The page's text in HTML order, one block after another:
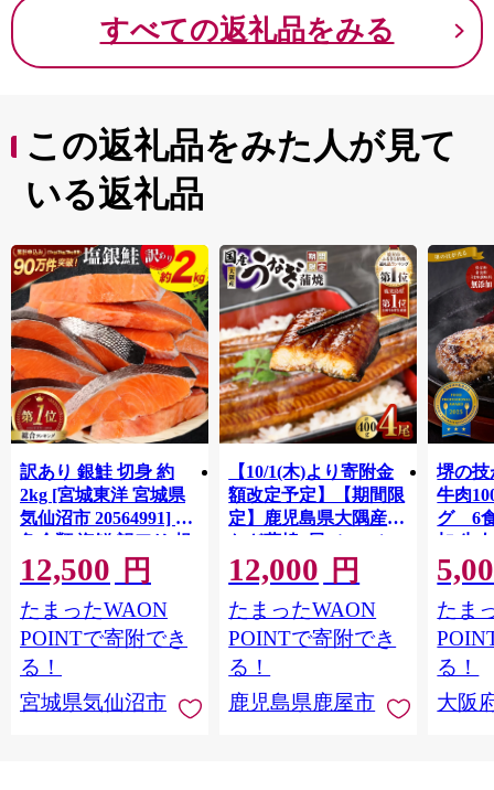
すべての返礼品をみる
この返礼品をみた人が見て
いる返礼品
訳あり 銀鮭 切身 約
2kg [宮城東洋 宮城県
気仙沼市 20564991] 鮭
魚介類 海鮮 訳アリ 規
格外 不揃い さけ サケ
鮭切身 シャケ 切り身
冷凍 家庭用 おかず 弁
当 支援 サーモン 銀鮭
切り身 魚 わけあり
12,500 円
たまったWAON
POINTで寄附でき
る！
宮城県気仙沼市
【10/1(木)より寄附金
額改定予定】【期間限
定】鹿児島県大隅産う
なぎ蒲焼4尾（400g）
12,000 円
たまったWAON
POINTで寄附でき
る！
鹿児島県鹿屋市
堺の技
牛肉
グ 6
加 牛
ット 6
メ 温
菜 簡
すめ
取り
料 ふ
堺市】
たま
る！
大阪